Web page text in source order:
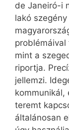
de Janeiró-i
lakó
problémáival
mint a
riportja.
jellemzi.
kommunikál,
teremt
általánosan